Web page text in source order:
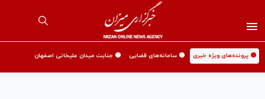
🟡 پرونده‌های ویژه خبری 🟡 سامانه‌های قضایی 🟡 جنایت میدان علیخانی اصفهان